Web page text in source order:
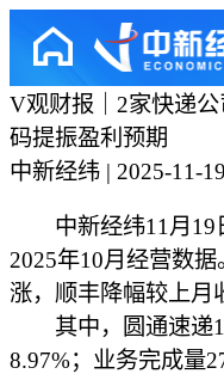
V观财报｜2家快递
码提振盈利预期
中新经纬 | 2025-11-
中新经纬11月19
2025年10月经营数
涨，顺丰降幅较上月
其中，圆通速递10
8.97%；业务完成量